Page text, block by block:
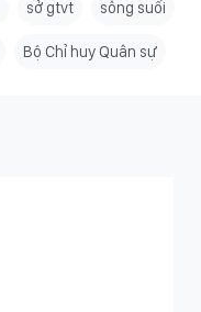
sở gtvt sông suối
Bộ Chỉ huy Quân sự